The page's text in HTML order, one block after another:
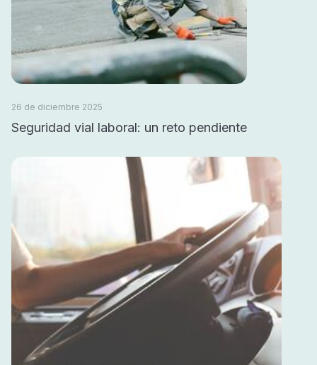
26 de diciembre 2025
Seguridad vial laboral: un reto pendiente